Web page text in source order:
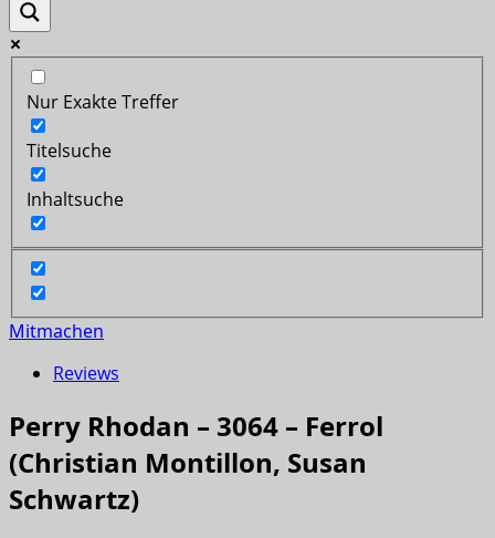
Nur Exakte Treffer
Titelsuche
Inhaltsuche
Mitmachen
Reviews
Perry Rhodan – 3064 – Ferrol
(Christian Montillon, Susan
Schwartz)